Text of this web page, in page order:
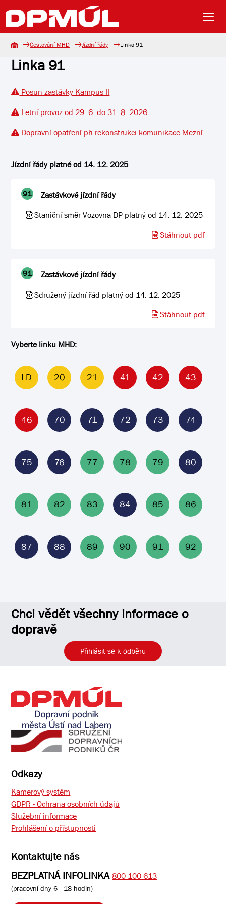
Cestování MHD Jízdní řády Linka 91
Linka 91
Posun zastávky Kampus II
Letní provoz od 29. 6. do 31. 8. 2026
Dopravní opatření při rekonstrukci komunikace Mezní
Jízdní řády platné od 14. 12. 2025
91
Zastávkové jízdní řády
Staniční směr Vozovna DP platný od 14. 12. 2025
Stáhnout pdf
91
Zastávkové jízdní řády
Sdružený jízdní řád platný od 14. 12. 2025
Stáhnout pdf
Vyberte linku MHD:
LD 20 21 41 42 43
46 70 71 72 73 74
75 76 77 78 79 80
81 82 83 84 85 86
87 88 89 90 91 92
Chci vědět všechny informace o
dopravě
Přihlásit se k odběru
Odkazy
Kamerový systém
GDPR - Ochrana osobních údajů
Služební informace
Prohlášení o přístupnosti
Kontaktujte nás
BEZPLATNÁ INFOLINKA 800 100 613
(pracovní dny 6 - 18 hodin)